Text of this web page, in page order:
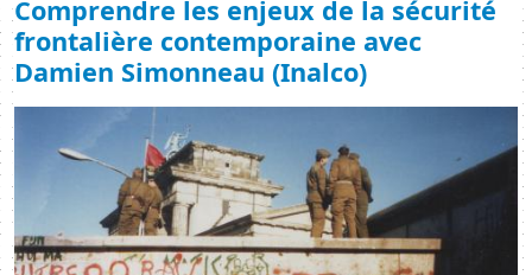
Comprendre les enjeux de la sécurité
frontalière contemporaine avec
Damien Simonneau (Inalco)